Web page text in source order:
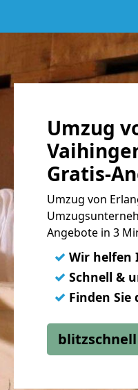
Umzug
Gratis-
Umzug von
Angebote in 3
✓ Wir helfen
✓ Schnell &
✓ Finden